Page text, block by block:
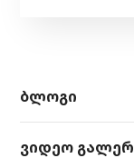
ბლოგი
ვიდეო